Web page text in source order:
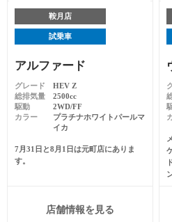
鞍月店
試乗車
アルファード
グレード
HEV Z
総排気量
2500cc
駆動
2WD/FF
カラー
プラチナホワイトパールマ
イカ
7月31日と8月1日は元町店にありま
す。
店舗情報を見る